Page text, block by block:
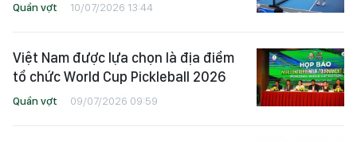
Quần vợt 10/07/2026 13:44
Việt Nam được lựa chọn là địa điểm
tổ chức World Cup Pickleball 2026
Quần vợt 09/07/2026 09:59